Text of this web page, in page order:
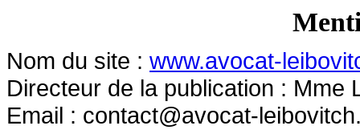
Nom du site : www.avocat-
Directeur de la publication : Mme
Email : contact@avocat-